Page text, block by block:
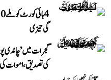
گی تیزی
کی تصدیق، اموات کی